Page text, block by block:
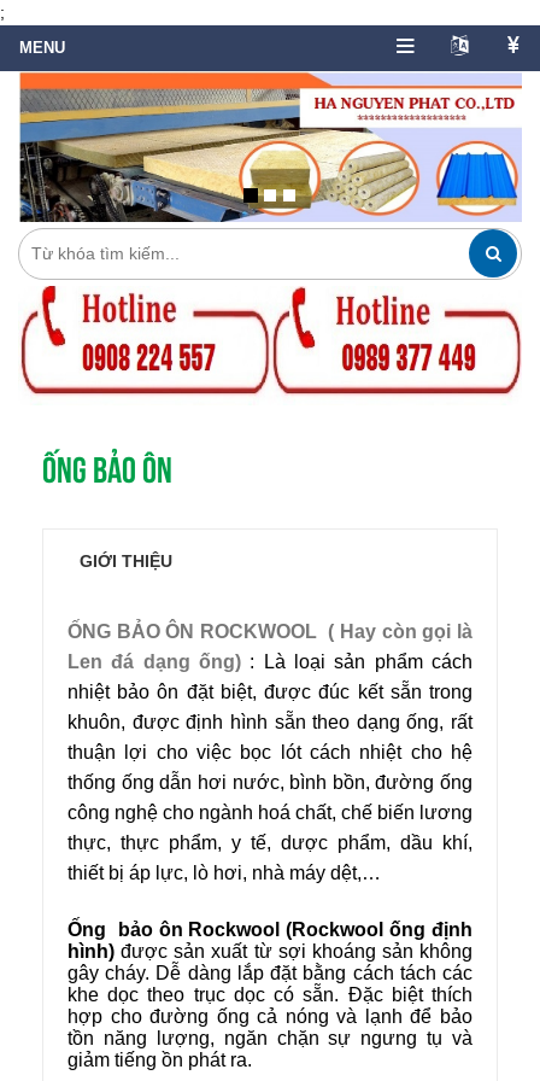
;
ỐNG BẢO ÔN
GIỚI THIỆU
ỐNG BẢO ÔN ROCKWOOL ( Hay còn gọi là
Len đá dạng ống) : Là loại sản phẩm cách
nhiệt bảo ôn đặt biệt, được đúc kết sẵn trong
khuôn, được định hình sẵn theo dạng ống, rất
thuận lợi cho việc bọc lót cách nhiệt cho hệ
thống ống dẫn hơi nước, bình bồn, đường ống
công nghệ cho ngành hoá chất, chế biến lương
thực, thực phẩm, y tế, dược phẩm, dầu khí,
thiết bị áp lực, lò hơi, nhà máy dệt,…
Ống bảo ôn Rockwool (Rockwool ống định
hình) được sản xuất từ sợi khoáng sản không
gây cháy. Dễ dàng lắp đặt bằng cách tách các
khe dọc theo trục dọc có sẵn. Đặc biệt thích
hợp cho đường ống cả nóng và lạnh để bảo
tồn năng lượng, ngăn chặn sự ngưng tụ và
giảm tiếng ồn phát ra.